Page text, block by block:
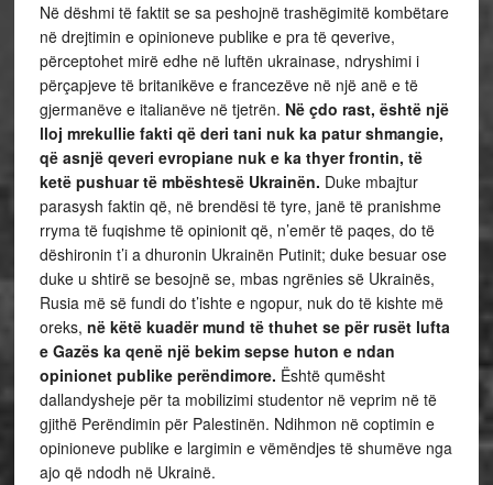
Në dëshmi të faktit se sa peshojnë trashëgimitë kombëtare
në drejtimin e opinioneve publike e pra të qeverive,
përceptohet mirë edhe në luftën ukrainase, ndryshimi i
përçapjeve të britanikëve e francezëve në një anë e të
gjermanëve e italianëve në tjetrën. Në çdo rast, është një
lloj mrekullie fakti që deri tani nuk ka patur shmangie,
që asnjë qeveri evropiane nuk e ka thyer frontin, të
ketë pushuar të mbështesë Ukrainën. Duke mbajtur
parasysh faktin që, në brendësi të tyre, janë të pranishme
rryma të fuqishme të opinionit që, n’emër të paqes, do të
dëshironin t’i a dhuronin Ukrainën Putinit; duke besuar ose
duke u shtirë se besojnë se, mbas ngrënies së Ukrainës,
Rusia më së fundi do t’ishte e ngopur, nuk do të kishte më
oreks, në këtë kuadër mund të thuhet se për rusët lufta
e Gazës ka qenë një bekim sepse huton e ndan
opinionet publike perëndimore. Është qumësht
dallandysheje për ta mobilizimi studentor në veprim në të
gjithë Perëndimin për Palestinën. Ndihmon në coptimin e
opinioneve publike e largimin e vëmëndjes të shumëve nga
ajo që ndodh në Ukrainë.